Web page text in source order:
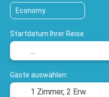
Startdatum Ihrer Reise
Gäste auswählen:
1 Zimmer, 2 Erw.